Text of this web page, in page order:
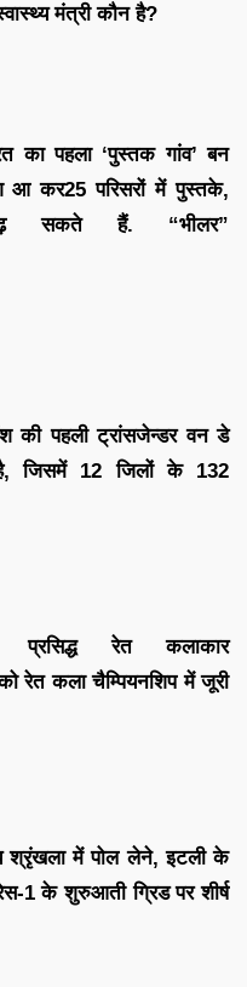
मंत्री कौन है?
का पहला ‘पुस्तक गांव’ बन
आ कर25 परिसरों में पुस्तके,
सकते हैं. “भीलर”
की पहली ट्रांसजेन्डर वन डे
जिसमें 12 जिलों के 132
प्रसिद्ध रेत कलाकार
रेत कला चैम्पियनशिप में जूरी
श्रृंखला में पोल लेने, इटली के
1 के शुरुआती ग्रिड पर शीर्ष